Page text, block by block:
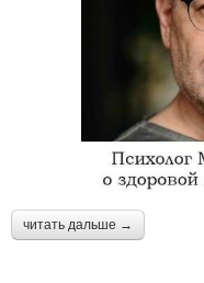
читать дальше →